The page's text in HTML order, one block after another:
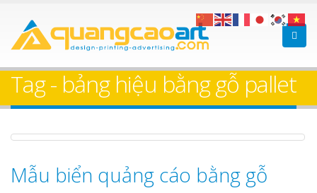
Tag - bảng hiệu bằng gỗ pallet
Mẫu biển quảng cáo bằng gỗ
Làm bảng hiệu gỗ tại
Làm bảng hiệu gỗ tại
Nghệ An
Làm biển
Dương
cáo Thuận